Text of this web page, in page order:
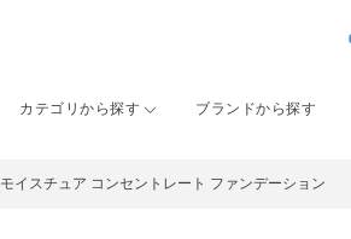
カテゴリから探す ブランドから探す
モイスチュア コンセントレート ファンデーション